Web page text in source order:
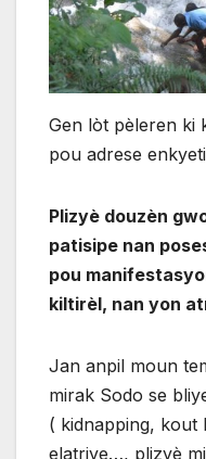
Gen lòt pèleren ki
pou adrese
Plizyè douzèn
patisipe nan
pou
kiltirèl, nan yon
Jan anpil moun
mirak Sodo se
( kidnapping, kout
elatriye…, plizyè